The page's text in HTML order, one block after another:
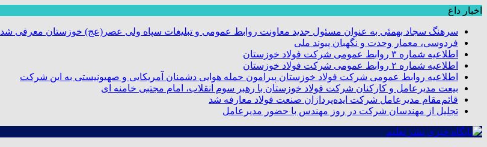
اخبار داغ
سرهنگ سجاد بهمئی به عنوان مسئول جدید معاونت روابط عمومی و تبلیغات سپاه ولی عصر(عج) خوزستان معرفی شد
فردوسی، معمار وحدت و نگهبان پیوند ملی
اطلاعیه شماره ۳ روابط عمومی شرکت فولاد خوزستان
اطلاعیه شماره ۲ روابط عمومی شرکت فولاد خوزستان
اطلاعیه روابط عمومی شرکت فولاد خوزستان پیرامون حمله هوایی دشمنان آمریکایی و صهیونیستی به این شرکت
بیعت مدیرعامل و کارکنان شرکت فولاد خوزستان با رهبر سوم انقلاب، امام مجتبی خامنه ای
قائم‌مقام مدیرعامل شرکت ایده‌پردازان صنعت فولاد معارفه شد
تجلیل از مهندسان شرکت در روز مهندس با حضور مدیرعامل